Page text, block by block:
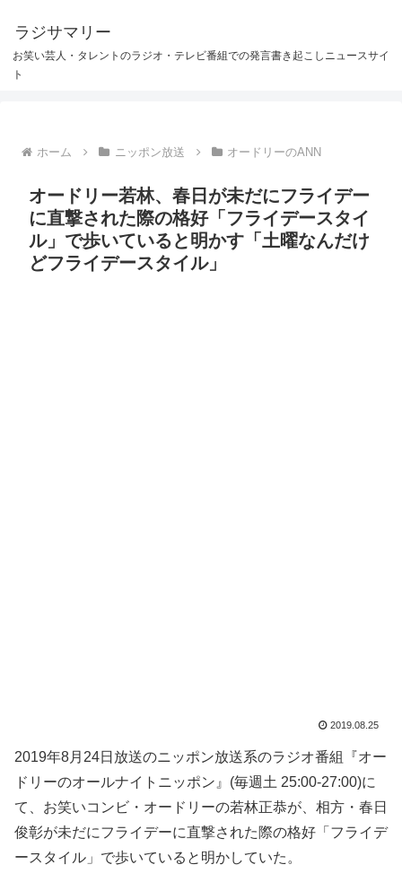
ラジサマリー
お笑い芸人・タレントのラジオ・テレビ番組での発言書き起こしニュースサイ
ト
ホーム ニッポン放送 オードリーのANN
オードリー若林、春日が未だにフライデー
に直撃された際の格好「フライデースタイ
ル」で歩いていると明かす「土曜なんだけ
どフライデースタイル」
2019.08.25
2019年8月24日放送のニッポン放送系のラジオ番組『オー
ドリーのオールナイトニッポン』(毎週土 25:00-27:00)に
て、お笑いコンビ・オードリーの若林正恭が、相方・春日
俊彰が未だにフライデーに直撃された際の格好「フライデ
ースタイル」で歩いていると明かしていた。